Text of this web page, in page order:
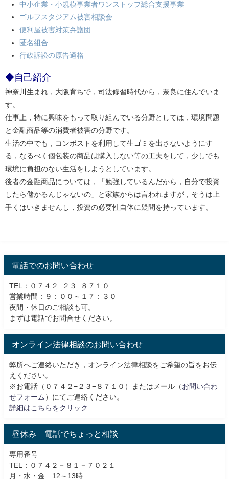
中小企業・小規模事業者ワンストップ総合支援事業
ゴルフスタジアム被害相談会
便利屋被害対策弁護団
匿名組合
行政訴訟の原告適格
◆自己紹介
神奈川生まれ，大阪育ちで，司法修習時代から，奈良に住んでいま
す。
仕事上，特に興味をもって取り組んでいる分野としては，環境問題
と金融商品等の消費者被害の分野です。
生活の中でも，コンポストを利用して生ゴミを出さないようにす
る，なるべく個包装の商品は購入しない等の工夫をして，少しでも
環境に負担のない生活をしようとしています。
後者の金融商品については，「勉強しているんだから，自分で投資
したら儲かるんじゃないの」と家族からは言われますが，そうは上
手くはいきませんし，投資の必要性自体に疑問を持っています。
電話でのお問い合わせ
TEL：０７４２−２３−８７１０
営業時間：９：００～１７：３０
夜間・休日のご相談も可。
まずは電話でお問合せください。
オンライン法律相談のお問い合わせ
弊所へご連絡いただき，オンライン法律相談をご希望の旨をお伝
えください。
※お電話（０７４２−２３−８７１０）またはメール（ お問い合わ
せフォーム ）にてご連絡ください。
詳細はこちらをクリック
昼休み 電話でちょっと相談
専用番号
TEL：０７４２－８１－７０２１
月・水・金 12～13時